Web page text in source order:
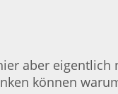
aber
können